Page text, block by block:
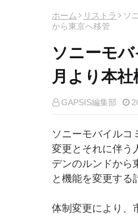
ホーム リストラ
ソ
から東京へ移管
ソニーモ
月より本
GAPSIS編集部
ソニーモバイルコ
変更とそれに伴う
デンのルンドから
と機能を変更する
体制変更により、